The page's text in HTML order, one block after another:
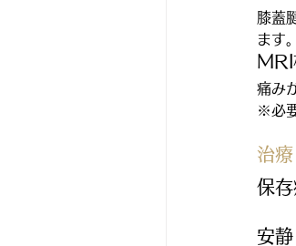
膝蓋
ます。
MRI
痛み
※必
治療
保存
安静